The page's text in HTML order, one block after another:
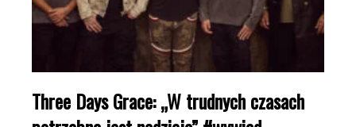
Three Days Grace: „W trudnych czasach